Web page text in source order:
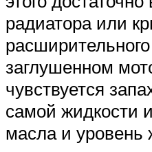
радиатора или
заглушенном
чувствуется
самой жидкости
масла и уровень